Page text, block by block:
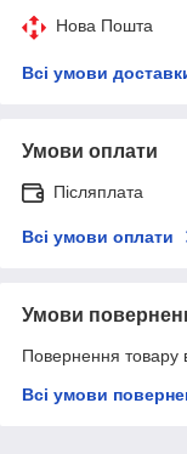
Нова Пошта
Всі умови
Умови оплати
Післяплата
Всі умови оплати
Умови
Повернення товару
Всі умови